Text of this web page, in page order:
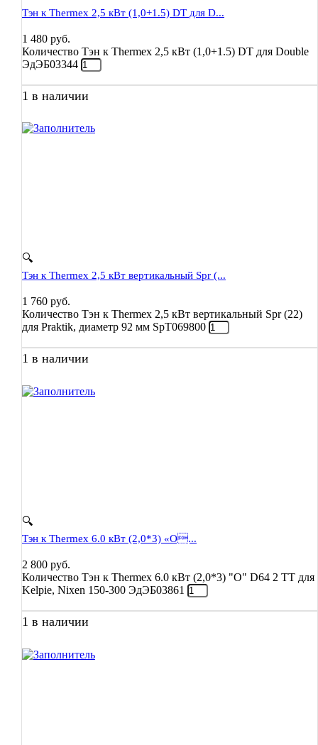
Тэн к Thermex 2,5 кВт (1,0+1.5) DT для D...
1 480 руб.
Количество Тэн к Thermex 2,5 кВт (1,0+1.5) DT для Double
ЭдЭБ03344
1 в наличии
🔍
Тэн к Thermex 2,5 кВт вертикальный Spr (...
1 760 руб.
Количество Тэн к Thermex 2,5 кВт вертикальный Spr (22)
для Praktik, диаметр 92 мм SpT069800
1 в наличии
🔍
Тэн к Thermex 6.0 кВт (2,0*3) «O...
2 800 руб.
Количество Тэн к Thermex 6.0 кВт (2,0*3) "O" D64 2 TT для
Kelpie, Nixen 150-300 ЭдЭБ03861
1 в наличии